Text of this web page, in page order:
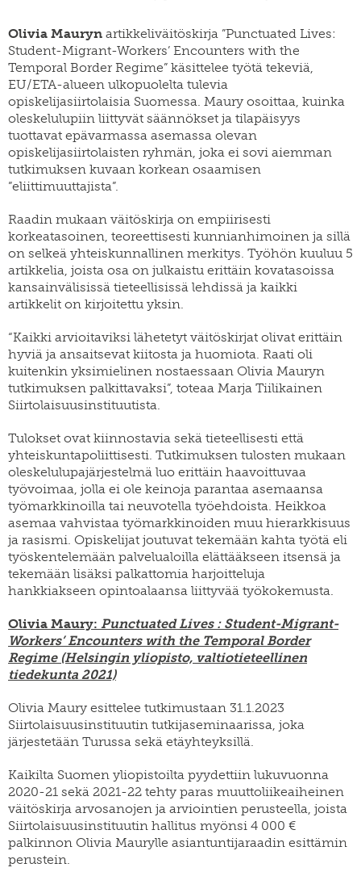
finnish
yearbook
population
research
siirtolaisuusinstituutin
kiertävä
näyttely
julkaise
apurahat
väitöskirjapalkinto
meille
töihin
Olivia Mauryn artikkeliväitöskirja ”Punctuated Lives:
Student-Migrant-Workers’ Encounters with the
Temporal Border Regime” käsittelee työtä tekeviä,
EU/ETA-alueen ulkopuolelta tulevia
opiskelijasiirtolaisia Suomessa. Maury osoittaa, kuinka
oleskelulupiin liittyvät säännökset ja tilapäisyys
tuottavat epävarmassa asemassa olevan
opiskelijasiirtolaisten ryhmän, joka ei sovi aiemman
tutkimuksen kuvaan korkean osaamisen
”eliittimuuttajista”.
Raadin mukaan väitöskirja on empiirisesti
korkeatasoinen, teoreettisesti kunnianhimoinen ja sillä
on selkeä yhteiskunnallinen merkitys. Työhön kuuluu 5
artikkelia, joista osa on julkaistu erittäin kovatasoissa
kansainvälisissä tieteellisissä lehdissä ja kaikki
artikkelit on kirjoitettu yksin.
“Kaikki arvioitaviksi lähetetyt väitöskirjat olivat erittäin
hyviä ja ansaitsevat kiitosta ja huomiota. Raati oli
kuitenkin yksimielinen nostaessaan Olivia Mauryn
tutkimuksen palkittavaksi”, toteaa Marja Tiilikainen
Siirtolaisuusinstituutista.
Tulokset ovat kiinnostavia sekä tieteellisesti että
yhteiskuntapoliittisesti. Tutkimuksen tulosten mukaan
oleskelulupajärjestelmä luo erittäin haavoittuvaa
työvoimaa, jolla ei ole keinoja parantaa asemaansa
työmarkkinoilla tai neuvotella työehdoista. Heikkoa
asemaa vahvistaa työmarkkinoiden muu hierarkkisuus
ja rasismi. Opiskelijat joutuvat tekemään kahta työtä eli
työskentelemään palvelualoilla elättääkseen itsensä ja
tekemään lisäksi palkattomia harjoitteluja
hankkiakseen opintoalaansa liittyvää työkokemusta.
Olivia Maury: Punctuated Lives : Student-Migrant-
Workers’ Encounters with the Temporal Border
Regime (Helsingin yliopisto, valtiotieteellinen
tiedekunta 2021)
Olivia Maury esittelee tutkimustaan 31.1.2023
Siirtolaisuusinstituutin tutkijaseminaarissa, joka
järjestetään Turussa sekä etäyhteyksillä.
Kaikilta Suomen yliopistoilta pyydettiin lukuvuonna
2020-21 sekä 2021-22 tehty paras muuttoliikeaiheinen
väitöskirja arvosanojen ja arviointien perusteella, joista
Siirtolaisuusinstituutin hallitus myönsi 4 000 €
palkinnon Olivia Maurylle asiantuntijaraadin esittämin
perustein.